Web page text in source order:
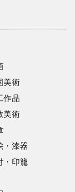
美術
作品
美術
・漆器
・印籠